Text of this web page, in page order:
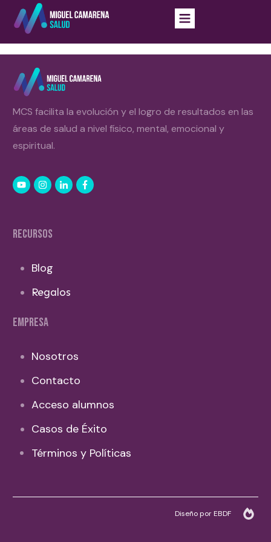
MCS facilita la evolución y el logro de resultados en las
áreas de salud a nivel físico, mental, emocional y
espiritual.
RECURSOS
Blog
Regalos
EMPRESA
Nosotros
Contacto
Acceso alumnos
Casos de Éxito
Términos y Políticas
Diseño por EBDF